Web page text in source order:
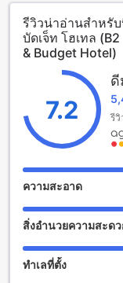
ออกแบบอย่างสวยง
เพื่อให้คุณมีการพักผ่
การเช็คเอาท์ของโร
เช็คอินเริ่มต้นเมื่อเว
ที่อนุญาตให้เด็กอายุ
บีทู เชียงราย ไนท์
สร้างขึ้นในปี 2011
คุณได้สัมผัสประสบก
ที่สุด
สิ่งอำนวยความสะด
บัดเจ็ท โฮเทล
บีทู เชียงราย ไนท์ บ
ความสะดวกต่างๆ ที่
สะดวกสบายและปร
ที่พักนี้มี Wi-Fi ฟรีให้
รีวิวน่าอ่านสำหรั
บัดเจ็ท โฮเทล
& Budget Hotel)
7.2
ดี
รีวิ
ความสะอาด
สิ่งอำนวยความสะด
ทำเลที่ตั้ง